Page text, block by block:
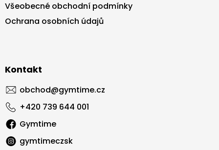
Všeobecné obchodní podmínky
Ochrana osobních údajů
Kontakt
obchod@gymtime.cz
+420 739 644 001
Gymtime
gymtimeczsk